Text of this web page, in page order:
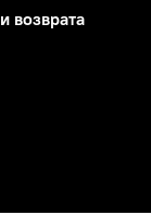
возврата